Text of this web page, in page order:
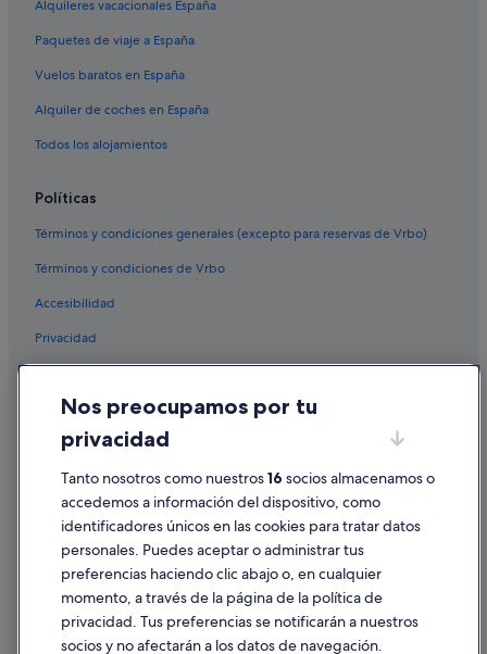
Alquileres vacacionales España
Paquetes de viaje a España
Vuelos baratos en España
Alquiler de coches en España
Todos los alojamientos
Políticas
Términos y condiciones generales (excepto para reservas de Vrbo)
Términos y condiciones de Vrbo
Accesibilidad
Privacidad
Condiciones de uso
Información legal/contacto
Pautas sobre el contenido y cómo denunciar contenido
Ayuda
Cancelar un vuelo
Cancelar una reserva de hotel o de un alquiler vacacional
Nos preocupamos por tu
privacidad
Tanto nosotros como nuestros16 socios almacenamos o
accedemos a información del dispositivo, como
identificadores únicos en las cookies para tratar datos
personales. Puedes aceptar o administrar tus
preferencias haciendo clic abajo o, en cualquier
momento, a través de la página de la política de
privacidad. Tus preferencias se notificarán a nuestros
socios y no afectarán a los datos de navegación.